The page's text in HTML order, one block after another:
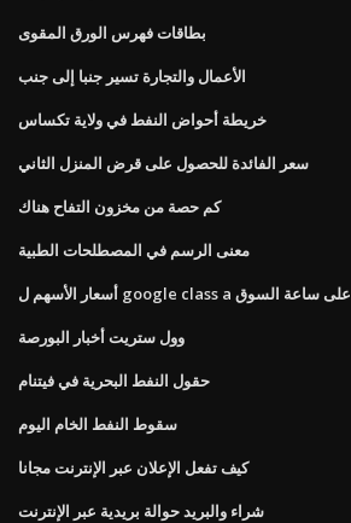
بطاقات فهرس الورق المقوى
الأعمال والتجارة تسير جنبا إلى جنب
خريطة أحواض النفط في ولاية تكساس
سعر الفائدة للحصول على قرض المنزل الثاني
كم حصة من مخزون التفاح هناك
معنى الرسم في المصطلحات الطبية
أسعار الأسهم ل google class a على ساعة السوق
وول ستريت أخبار البورصة
حقول النفط البحرية في فيتنام
سقوط النفط الخام اليوم
كيف تفعل الإعلان عبر الإنترنت مجانا
شراء والبريد حوالة بريدية عبر الإنترنت